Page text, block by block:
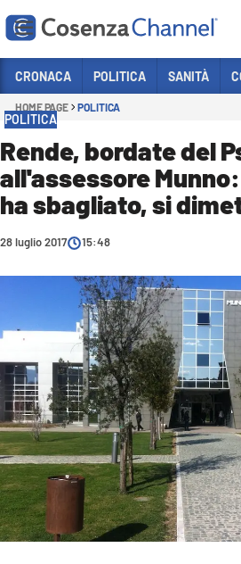
Sezioni
POLITICA
COSENZA CALCIO
ECONOMIA E LAVORO
SPORT
CULTURA
AMBIENTE
Streaming
LAC TV
LAC NETWORK
LAC ONAIR
CRONACA POLITICA SANITÀ
HOME PAGE POLITICA
POLITICA
Rende, bordate del
all'assessore
ha sbagliato, si
28 luglio 2017 15:48